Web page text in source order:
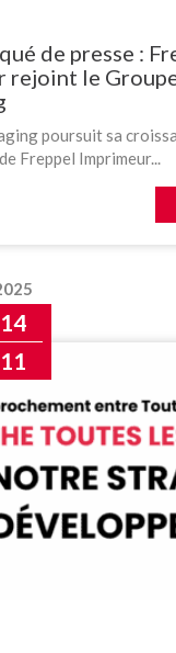
de presse :
rejoint le
poursuit sa
Freppel Imprimeur...
14
11